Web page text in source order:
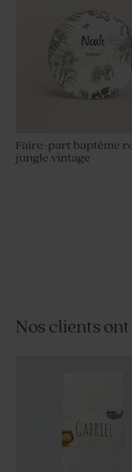
Faire-part baptême
jungle vintage
Nos clients ont